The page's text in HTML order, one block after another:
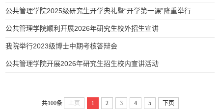
公共管理学院2025级研究生开学典礼暨“开学第一课”隆重举行
公共管理学院顺利开展2026年研究生校外招生宣讲
我院举行2023级博士中期考核答辩会
公共管理学院开展2026年研究生招生校内宣讲活动
共100条 上页 1 2 3 4 5 下页